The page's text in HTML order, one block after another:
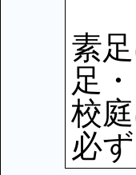
素
足
校
必